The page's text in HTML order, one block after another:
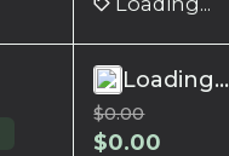
Loading...
$0.00
$0.00